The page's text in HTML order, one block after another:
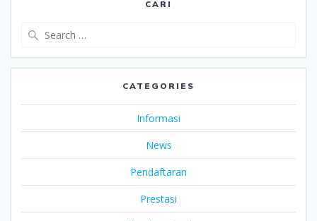
CARI
CATEGORIES
Informasi
News
Pendaftaran
Prestasi